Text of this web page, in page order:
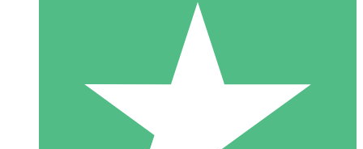
Individuelle Credit-Pakete
Zahlen Sie nach Bedarf mit Download-Credits. Keine
monatliche Verpflichtung erforderlich.